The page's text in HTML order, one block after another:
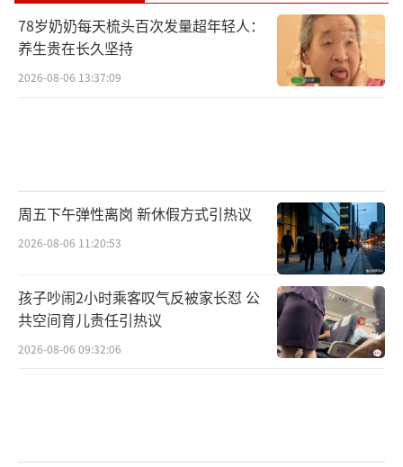
78岁奶奶每天梳头百次发量超年轻人：
养生贵在长久坚持
2026-08-06 13:37:09
周五下午弹性离岗 新休假方式引热议
2026-08-06 11:20:53
孩子吵闹2小时乘客叹气反被家长怼 公
共空间育儿责任引热议
2026-08-06 09:32:06